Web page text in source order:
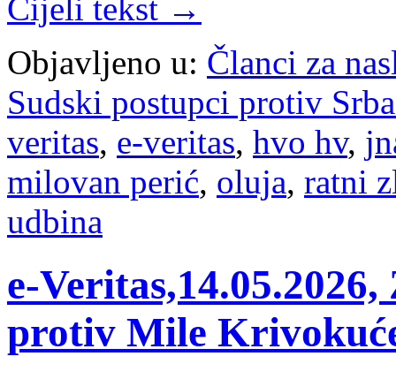
Cijeli tekst →
Objavljeno u: Članci za
Sudski postupci protiv
veritas, e-veritas, hvo hv,
milovan perić, oluja, ratni
udbina
e-
protiv Mile